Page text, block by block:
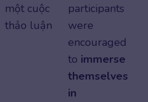
một cuộc
thảo luận
participants
were
encouraged
to immerse
themselves
in